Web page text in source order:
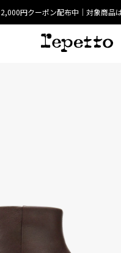
2,000円クーポン配布中｜対象商品